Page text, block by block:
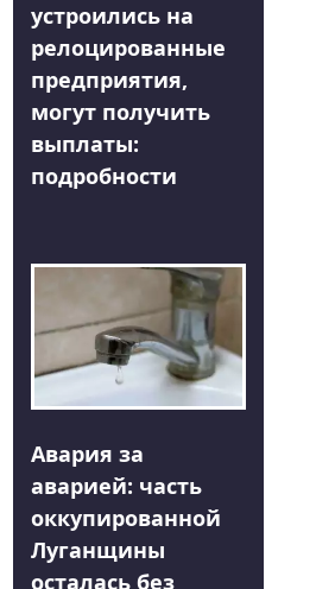
устроились на
релоцированные
предприятия,
могут получить
выплаты:
подробности
Авария за
аварией: часть
оккупированной
Луганщины
осталась без